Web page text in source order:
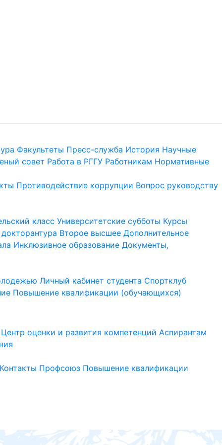
Факультеты Пресс-служба История Научные
совет Работа в РГГУ Работникам Нормативные
Противодействие коррупции Вопрос руководству
класс Университетские субботы Курсы
Второе высшее Дополнительное
Инклюзивное образование Документы,
Личный кабинет студента Спортклуб
Повышение квалификации (обучающихся)
Центр оценки и развития компетенций Аспирантам
Контакты Профсоюз Повышение квалификации